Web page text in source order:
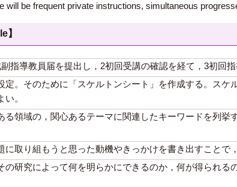
will be frequent private instructions, simultaneous
】
指導教員届を提出し，2初回受講の確認を経て，3初回指
。そのために「スケルトンシート」を作成する。ス
。
領域の，関心あるテーマに関連したキーワードを列挙
取り組もうと思った動機やきっかけを書き出すことで
研究によって何を明らかにできるのか，何が得られ